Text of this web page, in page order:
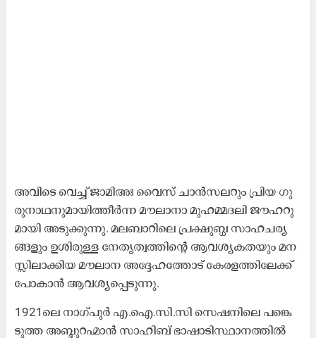
അ​വി​ടെ വെ​ച്ച് ജാ​മി​അഃ വൈ​സ് ചാ​ൻ​സ​ല​റും പ്രി​യ ഗു​
രു​നാ​ഥ​നു​മാ​യി​ത്തീ​ർ​ന്ന മൗ​ലാ​നാ മു​ഹ​മ്മ​ദ​ലി ജൗ​ഹ​റു​
മാ​യി അ​ടു​ക്കു​ന്നു. മ​ല​ബാ​റി​ലെ പ്ര​ക്ഷു​ബ്ധ സാ​ഹ​ച​ര്യ​
ങ്ങ​ളും ഉ​ശി​രു​ള്ള നേ​തൃ​ത്വ​ത്തി​ന്റെ ആ​വ​ശ്യ​ക​ത​യും മ​ന​
സ്സി​ലാ​ക്കി​യ മൗ​ലാ​ന അ​ദ്ദേ​ഹ​ത്തോ​ട് കേ​ര​ള​ത്തി​ലേ​ക്ക്
പോ​കാ​ൻ ആ​വ​ശ്യ​പ്പെ​ടു​ന്നു.
1921ലെ ​നാ​ഗ്പു​ർ എ.​ഐ.​സി.​സി സെ​ഷ​നി​ലെ പ​ങ്കെ​
ടു​ത്ത അ​ബ്ദു​റ​ഹ്മാ​ൻ സാ​ഹി​ബ് ഭാ​ഷാ​ടി​സ്ഥാ​ന​ത്തി​ൽ